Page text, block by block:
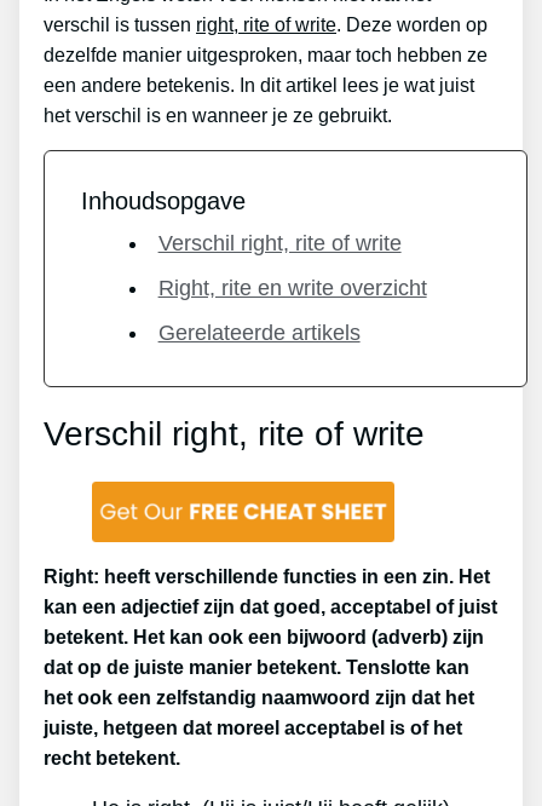
verschil is tussen right, rite of write. Deze worden op
dezelfde manier uitgesproken, maar toch hebben ze
een andere betekenis. In dit artikel lees je wat juist
het verschil is en wanneer je ze gebruikt.
Inhoudsopgave
Verschil right, rite of write
Right, rite en write overzicht
Gerelateerde artikels
Verschil right, rite of write
Right: heeft verschillende functies in een zin. Het
kan een adjectief zijn dat goed, acceptabel of juist
betekent. Het kan ook een bijwoord (adverb) zijn
dat op de juiste manier betekent. Tenslotte kan
het ook een zelfstandig naamwoord zijn dat het
juiste, hetgeen dat moreel acceptabel is of het
recht betekent.